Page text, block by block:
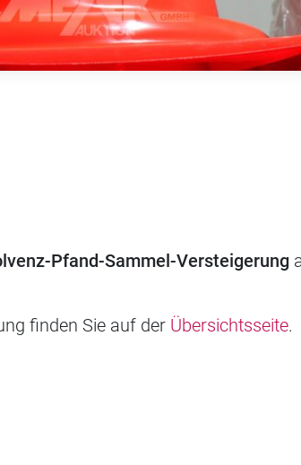
Pfand-Sammel-Versteigerung
finden Sie auf der Übersichtsseite.